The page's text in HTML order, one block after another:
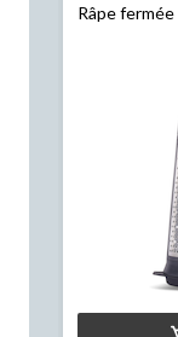
Râpe fermée